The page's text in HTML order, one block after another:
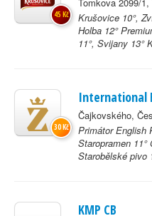
Krušovice 10°,
Holba 12°
11°, Svijany 13°
45 Kč
International
Čajkovského,
Primátor English
Staropramen 11°
Starobělské pivo
30 Kč
KMP CB